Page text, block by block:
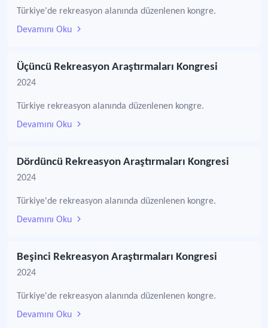
Türkiye'de rekreasyon alanında düzenlenen kongre.
Devamını Oku
Üçüncü Rekreasyon Araştırmaları Kongresi
2024
Türkiye rekreasyon alanında düzenlenen kongre.
Devamını Oku
Dördüncü Rekreasyon Araştırmaları Kongresi
2024
Türkiye'de rekreasyon alanında düzenlenen kongre.
Devamını Oku
Beşinci Rekreasyon Araştırmaları Kongresi
2024
Türkiye'de rekreasyon alanında düzenlenen kongre.
Devamını Oku